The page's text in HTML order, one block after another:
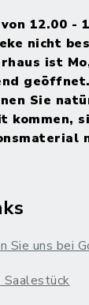
12.00 -
nicht
ist
Sie
kommen,
Sie uns bei
Saalestück